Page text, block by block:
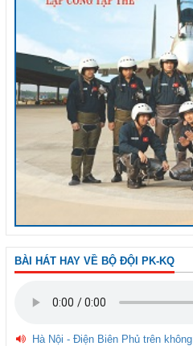
BÀI HÁT HAY VỀ BỘ ĐỘI PK-KQ
Hà Nội - Điện Biên Phủ trên không